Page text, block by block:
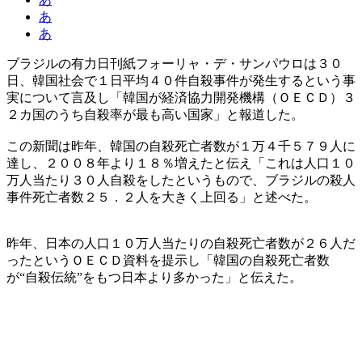
あ
あ
ブラジルの有力日刊紙フォーリャ・デ・サンパウロは３０
日、韓国社会で１日平均４０件自殺事件が発生するという事
実について言及し「韓国が経済協力開発機構（ＯＥＣＤ）３
２カ国のうち自殺率が最も高い国家」と報道した。
この新聞は昨年、韓国の自殺死亡者数が１万４千５７９人に
達し、２００８年より１８％増えたと伝え「これは人口１０
万人当たり３０人自殺をしたというもので、ブラジルの殺人
事件死亡者数２５．２人を大きく上回る」と述べた。
昨年、日本の人口１０万人当たりの自殺死亡者数が２６人だ
ったというＯＥＣＤ資料を提示し「韓国の自殺死亡者数
が“自殺伝統”をもつ日本より多かった」と伝えた。